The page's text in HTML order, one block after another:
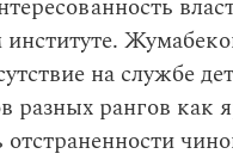
на службе
разных рангов как
отстраненности